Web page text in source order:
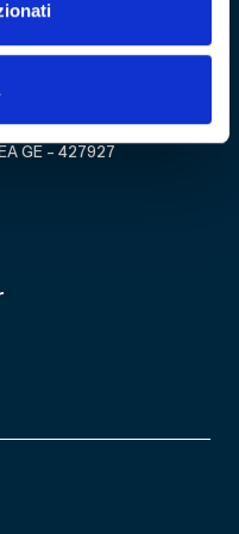
personale
Acquista biglietto
GE - 427927